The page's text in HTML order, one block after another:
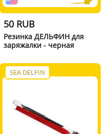
50 RUB
Резинка ДЕЛЬФИН для
заряжалки - черная
SEA DELFIN